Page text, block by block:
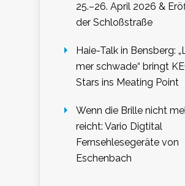
25.–26. April 2026 &
der Schloßstraße
Haie-Talk in Bensberg:
mer schwade“ bringt
Stars ins Meating Point
Wenn die Brille nicht
reicht: Vario Digtital
Fernsehlesegeräte von
Eschenbach